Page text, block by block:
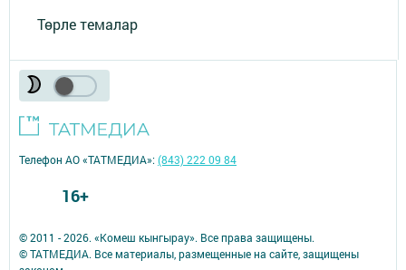
Төрле темалар
© 2011 - 2026. «Комеш кынгырау». Все права защищены.
© ТАТМЕДИА. Все материалы, размещенные на сайте, защищены
Телефон АО «ТАТМЕДИА»:(843) 222 09 84
16+